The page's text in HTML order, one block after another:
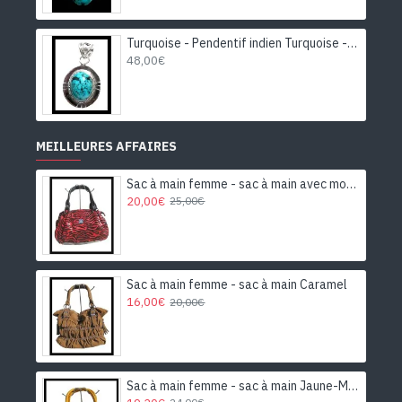
Turquoise - Pendentif indien Turquoise - Bijoux Inde
48,00€
MEILLEURES AFFAIRES
Sac à main femme - sac à main avec motifs
20,00€ 25,00€
Sac à main femme - sac à main Caramel
16,00€ 20,00€
Sac à main femme - sac à main Jaune-Moutarde